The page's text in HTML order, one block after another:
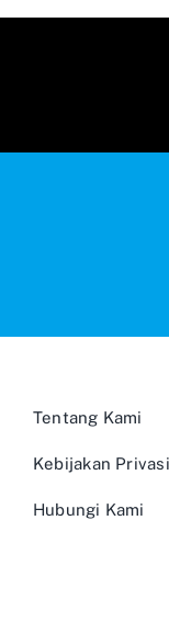
Tentang Kami
Kebijakan Privasi
Hubungi Kami